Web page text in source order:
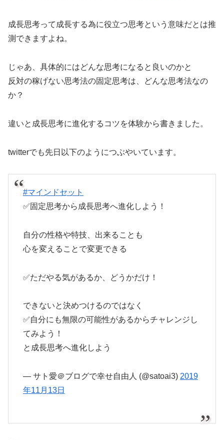
成長思考って成長する為に役立つ思考という意味だとは推
測できますよね。
じゃあ、具体的にはどんな思考になると良いのかと
反対の稼げない思考法の固定思考は、どんな思考法なの
か？
違いと成長思考に進化するコツを体験から書きました。
twitterでも先日以下のようにつぶやいています。
#マインドセット
✅固定思考から成長思考へ進化しよう！
自分の性格や特技、出来ることも
心を変えることで変更できる
✅ただやる気があるか、どうかだけ！
できないと決めつけるのではなく
✅自分にも無限の可能性があるからチャレンジし
てみよう！
と成長思考へ進化しよう
— サト愛＠ブログで幸せ自由人 (@satoai3) 2019
年11月13日